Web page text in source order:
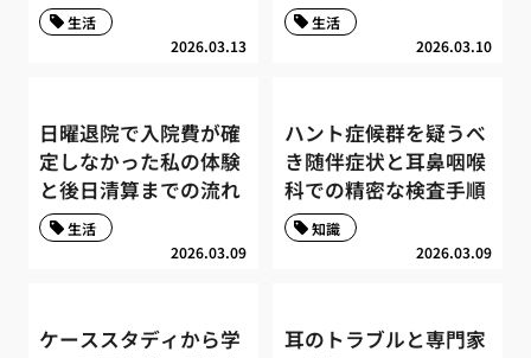
2026.03.13
生活
2026.03.10
生活
日曜退院で入院費が確
定しなかった私の体験
と後日清算までの流れ
2026.03.09
生活
ハント症候群を疑うべ
き随伴症状と耳鼻咽喉
科での精密な検査手順
2026.03.09
知識
ケーススタディから学
耳のトラブルと専門家